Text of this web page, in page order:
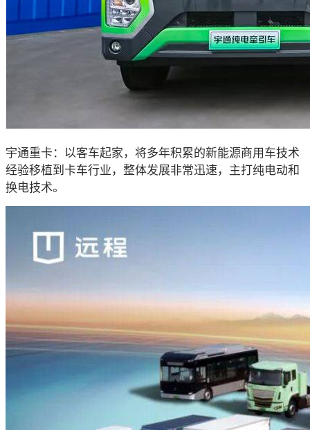
宇通重卡：以客车起家，将多年积累的新能源商用车技术
经验移植到卡车行业，整体发展非常迅速，主打纯电动和
换电技术。